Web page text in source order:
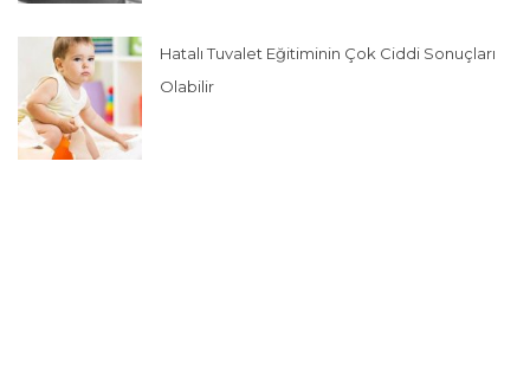
Hatalı Tuvalet Eğitiminin Çok Ciddi Sonuçları
Olabilir